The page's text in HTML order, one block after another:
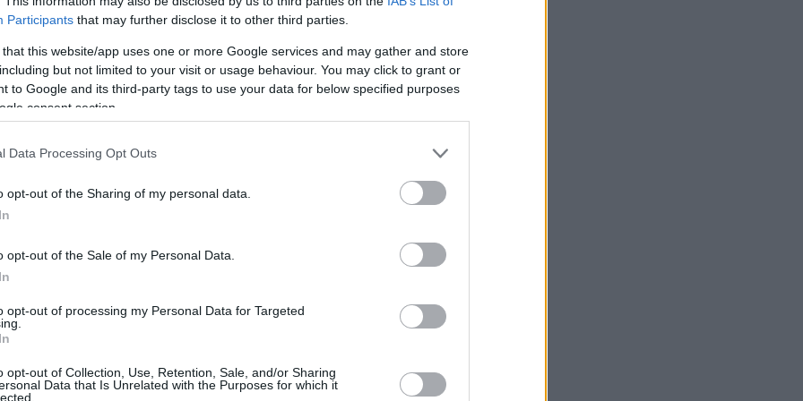
Participants that may further disclose it to other third parties.
that this website/app uses one or more Google services and may gather and store
but not limited to your visit or usage behaviour. You may click to grant or
to Google and its third-party tags to use your data for below specified purposes
consent section.
Data Processing Opt Outs
opt-out of the Sharing of my personal data.
opt-out of the Sale of my Personal Data.
opt-out of processing my Personal Data for Targeted
opt-out of Collection, Use, Retention, Sale, and/or Sharing
Data that Is Unrelated with the Purposes for which it
Ένωση - Τι προβλέπει
30 χρόνια διαμονής στη χώρα, για να
εθνική σύνταξη - «Η κυβέρνηση διόρθωσε μια
ετών» σημειώνουν Τσακλόγλου και Χατζηδάκης
δικαιούστε και πότε
για όσους έχουν πολλά χρόνια ασφάλισης,
στα όρια ηλικίας συνταξιοδότησης για μερίδα
ισχύουν από φέτος
το πολυνομοσχέδιο με τις